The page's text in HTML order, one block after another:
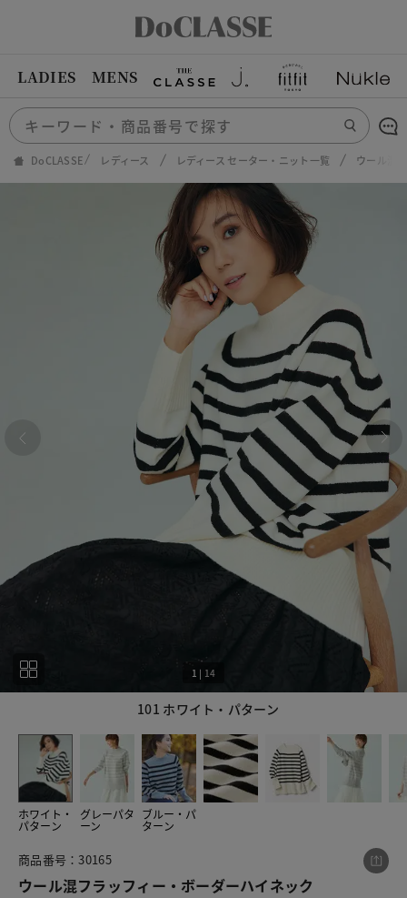
LADIES MENS
DoCLASSE レディース レディース セーター・ニット一覧 ウール混
101 ホワイト・パターン
1 | 14
ホワイト・
パターン
グレーパタ
ーン
ブルー・パ
ターン
1 14
商品番号：30165
ウール混フラッフィー・ボーダーハイネック
この商品をシェアする